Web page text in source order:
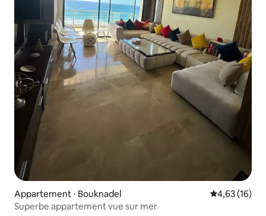
Appartement ⋅ Bouknadel Évaluation
4,63 (16)
Superbe appartement vue sur mer